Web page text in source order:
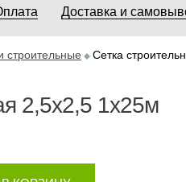
Доставка и
строительные Сетка
2,5х2,5 1х25м